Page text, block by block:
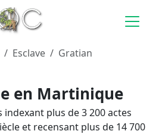
en Martinique
indexant plus de 3 200 actes
et recensant plus de 14 700
Esclave Gratian